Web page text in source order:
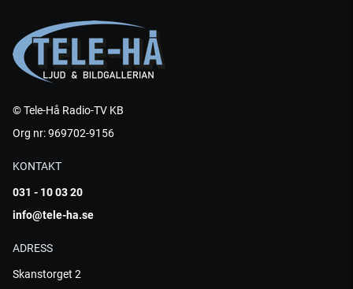
© Tele-Hå Radio-TV KB
Org nr: 969702-9156
KONTAKT
031 - 10 03 20
info@tele-ha.se
ADRESS
Skanstorget 2